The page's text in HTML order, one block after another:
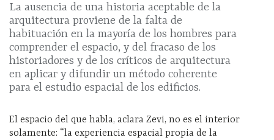
La ausencia de una historia aceptable de la
arquitectura proviene de la falta de
habituación en la mayoría de los hombres para
comprender el espacio, y del fracaso de los
historiadores y de los críticos de arquitectura
en aplicar y difundir un método coherente
para el estudio espacial de los edificios.
El espacio del que habla, aclara Zevi, no es el interior
solamente: “la experiencia espacial propia de la